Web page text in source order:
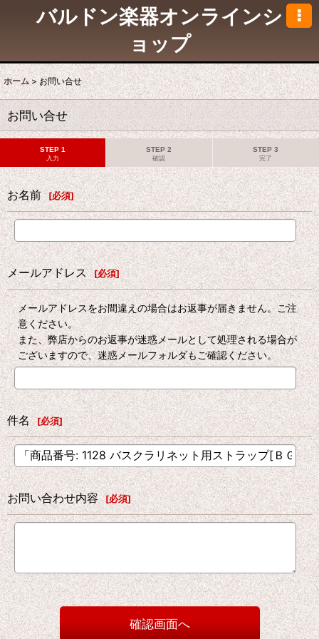
バルドン楽器オンラインシ
ョップ
ホーム > お問い合せ
お問い合せ
STEP 1
入力
STEP 2
確認
STEP 3
完了
お名前 [必須]
メールアドレス [必須]
メールアドレスをお間違えの場合はお返事が届きません。ご注
意ください。
また、弊店からのお返事が迷惑メールとして処理される場合が
ございますので、迷惑メールフォルダもご確認ください。
件名 [必須]
お問い合わせ内容 [必須]
確認画面へ